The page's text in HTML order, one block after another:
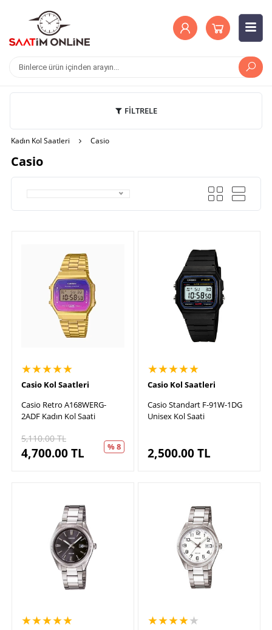
FİLTRELE
Kadın Kol Saatleri Casio
Casio
★★★★★
Casio Kol Saatleri
Casio Retro A168WERG-
2ADF Kadın Kol Saati
5,110.00TL
4,700.00TL % 8
★★★★★
Casio Kol Saatleri
Casio Standart F-91W-1DG
Unisex Kol Saati
2,500.00TL
★★★★★ ★★★★★